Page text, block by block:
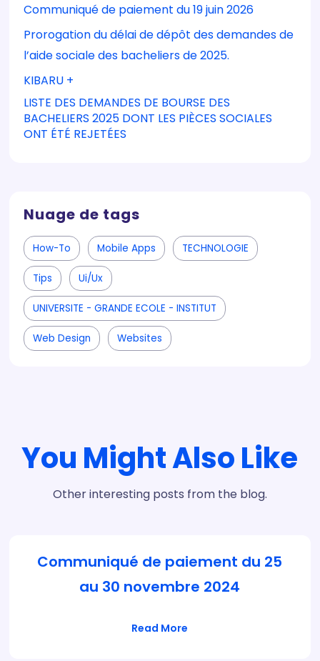
Communiqué de paiement du 19 juin 2026
Prorogation du délai de dépôt des demandes de
l’aide sociale des bacheliers de 2025.
KIBARU +
LISTE DES DEMANDES DE BOURSE DES
BACHELIERS 2025 DONT LES PIÈCES SOCIALES
ONT ÉTÉ REJETÉES
Nuage de tags
How-To Mobile Apps TECHNOLOGIE
Tips Ui/ux
UNIVERSITE - GRANDE ECOLE - INSTITUT
Web Design Websites
You Might Also Like
Other interesting posts from the blog.
Communiqué de paiement du 25
au 30 novembre 2024
Read More